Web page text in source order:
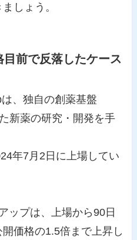
しょう。
前で反落したケース
は、独自の創薬基盤
新薬の研究・開発を手
年7月2日に上場してい
ップは、上場から90日
価格の1.5倍まで上昇し